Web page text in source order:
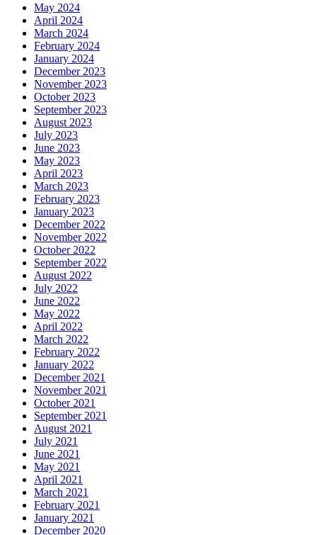
May 2024
April 2024
March 2024
February 2024
January 2024
December 2023
November 2023
October 2023
September 2023
August 2023
July 2023
June 2023
May 2023
April 2023
March 2023
February 2023
January 2023
December 2022
November 2022
October 2022
September 2022
August 2022
July 2022
June 2022
May 2022
April 2022
March 2022
February 2022
January 2022
December 2021
November 2021
October 2021
September 2021
August 2021
July 2021
June 2021
May 2021
April 2021
March 2021
February 2021
January 2021
December 2020